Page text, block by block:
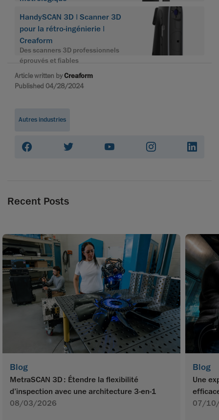
HandySCAN 3D | Scanner 3D
pour la rétro-ingénierie |
Creaform
Des scanners 3D professionnels
éprouvés et fiables
Article written byCreaform
Published 04/28/2024
Autres industries
Recent Posts
Blog
MetraSCAN 3D : Étendre la flexibilité
d’inspection avec une architecture 3-en-1
08/03/2026
Blog
Une
07/